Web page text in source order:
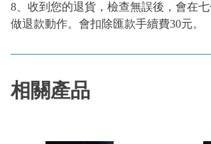
8、收到您的退貨，檢查無誤後，會在
做退款動作。會扣除匯款手續費30元。
相關產品